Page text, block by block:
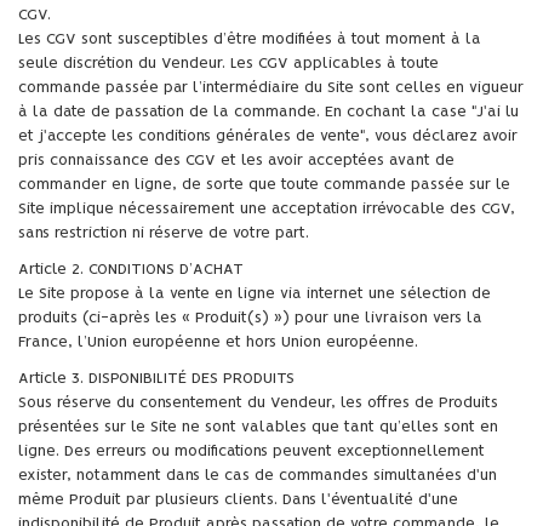
CGV.
Les CGV sont susceptibles d’être modifiées à tout moment à la
seule discrétion du Vendeur. Les CGV applicables à toute
commande passée par l’intermédiaire du Site sont celles en vigueur
à la date de passation de la commande. En cochant la case "J'ai lu
et j'accepte les conditions générales de vente", vous déclarez avoir
pris connaissance des CGV et les avoir acceptées avant de
commander en ligne, de sorte que toute commande passée sur le
Site implique nécessairement une acceptation irrévocable des CGV,
sans restriction ni réserve de votre part.
Article 2. CONDITIONS D’ACHAT
Le Site propose à la vente en ligne via internet une sélection de
produits (ci-après les « Produit(s) ») pour une livraison vers la
France, l’Union européenne et hors Union européenne.
Article 3. DISPONIBILITÉ DES PRODUITS
Sous réserve du consentement du Vendeur, les offres de Produits
présentées sur le Site ne sont valables que tant qu’elles sont en
ligne. Des erreurs ou modifications peuvent exceptionnellement
exister, notamment dans le cas de commandes simultanées d'un
même Produit par plusieurs clients. Dans l'éventualité d'une